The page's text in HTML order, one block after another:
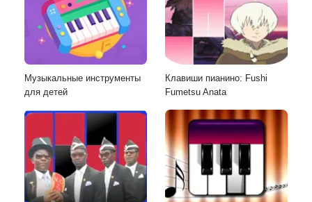
Музыкальные инструменты
для детей
Клавиши пианино: Fushi
Fumetsu Anata